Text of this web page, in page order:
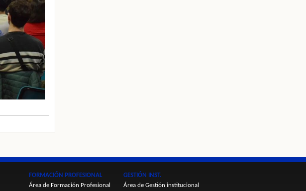
FORMACIÓN PROFESIONAL
Área de Formación Profesional
GESTIÓN INST.
Área de Gestión institucional